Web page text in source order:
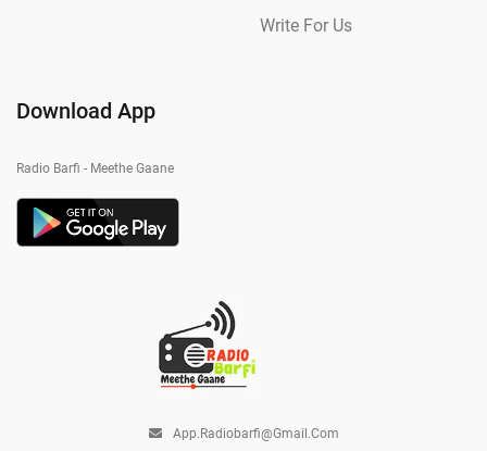
Write For Us
Download App
Radio Barfi - Meethe Gaane
App.radiobarfi@gmail.com